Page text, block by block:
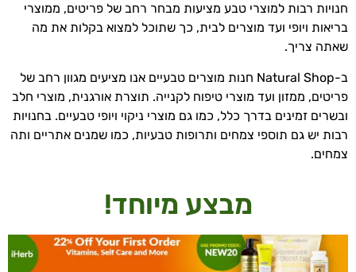
חנויות רבות למוצרי טבע מציעות מבחר רחב של פריטים, ממוצרי
בריאות ויופי ועד מוצרים לבית, כך שתוכל למצוא בקלות את מה
שאתה צריך.
ב-Natural Shop חנות מוצרים טבעיים אנו מציעים מגוון רחב של
פריטים, ממזון ועד מוצרי טיפוח לקנייה. תוצרת אורגנית, מוצרי חלב
ובשרים זמינים בדרך כלל, כמו גם מוצרי ניקוי ויופי טבעיים. בחנויות
רבות יש גם תוספי צמחים ותרופות טבעיות, כמו שמנים אתריים ותה
צמחים.
מבצע מיוחד!